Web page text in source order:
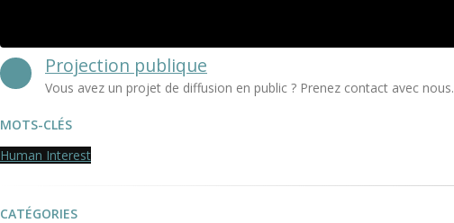
Projection publique
Vous avez un projet de diffusion en public ? Prenez contact avec nous.
MOTS-CLÉS
Human Interest
CATÉGORIES